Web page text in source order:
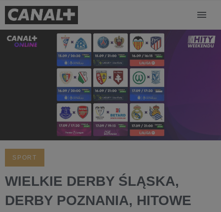
SPORT
WIELKIE DERBY ŚLĄSKA,
DERBY POZNANIA, HITOWE